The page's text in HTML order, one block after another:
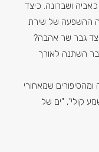
ושברונה. כיצד
ההשפעה של שירת
גבר שר אהבה?
השתנה לאורך
שמאחורי
קולי", "ים של